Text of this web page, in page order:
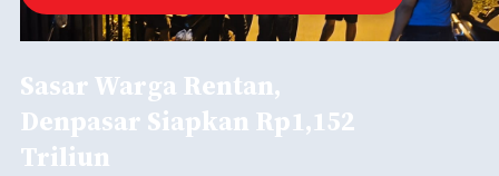
Sasar Warga Rentan,
Denpasar Siapkan Rp1,152
Triliun